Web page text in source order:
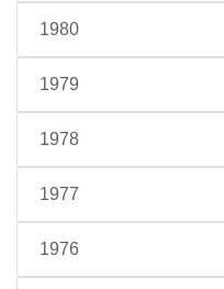
1980
1979
1978
1977
1976